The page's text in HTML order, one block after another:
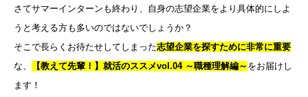
さてサマーインターンも終わり、自身の志望企業をより具体的にしよ
うと考える方も多いのではないでしょうか？
そこで長らくお待たせしてしまった志望企業を探すために非常に重要
な
【教えて先輩！】就活のススメvol.04 ～職種理解編～ をお届けし
ます！